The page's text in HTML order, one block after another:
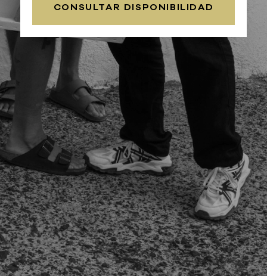
CONSULTAR DISPONIBILIDAD